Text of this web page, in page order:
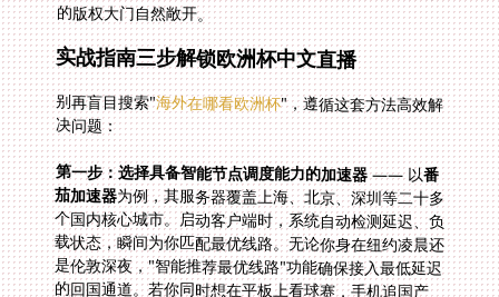
的版权大门自然敞开。
实战指南三步解锁欧洲杯中文直播
别再盲目搜索"海外在哪看欧洲杯"，遵循这套方法高效解
决问题：
第一步：选择具备智能节点调度能力的加速器—— 以番
茄加速器为例，其服务器覆盖上海、北京、深圳等二十多
个国内核心城市。启动客户端时，系统自动检测延迟、负
载状态，瞬间为你匹配最优线路。无论你身在纽约凌晨还
是伦敦深夜，"智能推荐最优线路"功能确保接入最低延迟
的回国通道。若你同时想在平板上看球赛，手机追国产
剧，番茄支持一人多设备同时连接，安卓、iOS、电脑全